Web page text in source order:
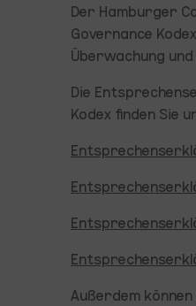
Der Hamburger
Governance
Überwachung
Die
Kodex finden Sie
Außerdem